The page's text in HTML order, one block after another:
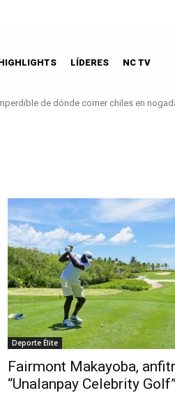
LÍDERES NC TV
de dónde comer chiles en
Deporte Élite
Fairmont Makayoba,
“Unalanpay Celebrity Golf”